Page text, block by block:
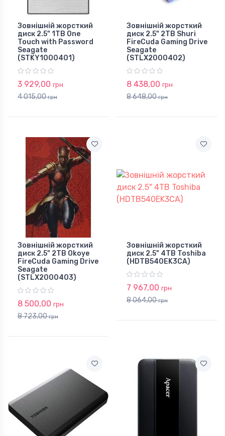
Зовнішній жорсткий
диск 2.5" 1TB One
Touch with Password
Seagate
(STKY1000401)
3 929,00 грн
4 015,00грн
Зовнішній жорсткий
диск 2.5" 2TB Shuri
FireCuda Gaming Drive
Seagate
(STLX2000402)
8 438,00 грн
8 648,00грн
Зовнішній жорсткий
диск 2.5" 2TB Okoye
FireCuda Gaming Drive
Seagate
(STLX2000403)
8 500,00 грн
8 723,00грн
Зовнішній жорсткий
диск 2.5" 4TB Toshiba
(HDTB540EK3CA)
7 967,00 грн
8 064,00грн